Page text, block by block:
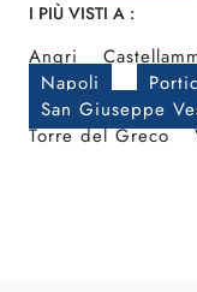
I PIÙ VISTI A :
Angri
Napoli
San Giuseppe
Torre del Greco